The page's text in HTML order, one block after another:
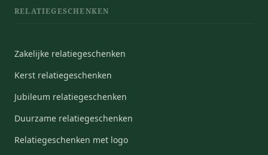
RELATIEGESCHENKEN
Zakelijke relatiegeschenken
Kerst relatiegeschenken
Jubileum relatiegeschenken
Duurzame relatiegeschenken
Relatiegeschenken met logo